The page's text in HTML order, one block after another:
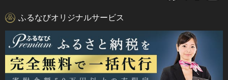
ふるなびオリジナルサービス